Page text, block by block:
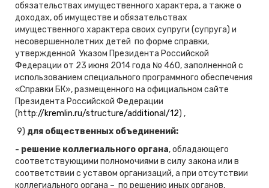
обязательствах имущественного характера, а также о
доходах, об имуществе и обязательствах
имущественного характера своих супруги (супруга) и
несовершеннолетних детей по форме справки,
утвержденной Указом Президента Российской
Федерации от 23 июня 2014 года № 460, заполненной с
использованием специального программного обеспечения
«Справки БК», размещенного на официальном сайте
Президента Российской Федерации
(http://kremlin.ru/structure/additional/12) ,
9) для общественных объединений:
- решение коллегиального органа, обладающего
соответствующими полномочиями в силу закона или в
соответствии с уставом организаций, а при отсутствии
коллегиального органа – по решению иных органов,